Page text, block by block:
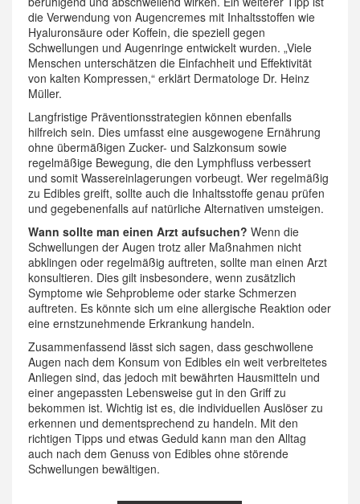
die Verwendung von Augencremes mit Inhaltsstoffen wie
Hyaluronsäure oder Koffein, die speziell gegen
Schwellungen und Augenringe entwickelt wurden. „Viele
Menschen unterschätzen die Einfachheit und Effektivität
von kalten Kompressen,“ erklärt Dermatologe Dr. Heinz
Müller.
Langfristige Präventionsstrategien können ebenfalls
hilfreich sein. Dies umfasst eine ausgewogene Ernährung
ohne übermäßigen Zucker- und Salzkonsum sowie
regelmäßige Bewegung, die den Lymphfluss verbessert
und somit Wassereinlagerungen vorbeugt. Wer regelmäßig
zu Edibles greift, sollte auch die Inhaltsstoffe genau prüfen
und gegebenenfalls auf natürliche Alternativen umsteigen.
Wann sollte man einen Arzt aufsuchen? Wenn die
Schwellungen der Augen trotz aller Maßnahmen nicht
abklingen oder regelmäßig auftreten, sollte man einen Arzt
konsultieren. Dies gilt insbesondere, wenn zusätzlich
Symptome wie Sehprobleme oder starke Schmerzen
auftreten. Es könnte sich um eine allergische Reaktion oder
eine ernstzunehmende Erkrankung handeln.
Zusammenfassend lässt sich sagen, dass geschwollene
Augen nach dem Konsum von Edibles ein weit verbreitetes
Anliegen sind, das jedoch mit bewährten Hausmitteln und
einer angepassten Lebensweise gut in den Griff zu
bekommen ist. Wichtig ist es, die individuellen Auslöser zu
erkennen und dementsprechend zu handeln. Mit den
richtigen Tipps und etwas Geduld kann man den Alltag
auch nach dem Genuss von Edibles ohne störende
Schwellungen bewältigen.